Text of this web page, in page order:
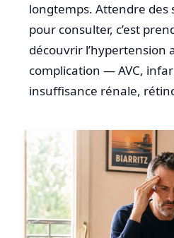
longtemps. Attendre des
pour consulter, c’est
découvrir l’hypertension
complication — AVC,
insuffisance rénale,